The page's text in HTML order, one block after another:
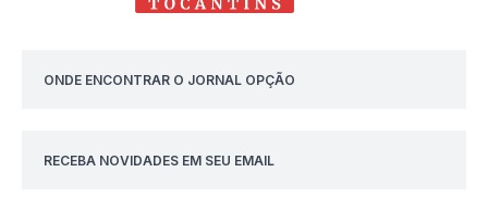
ONDE ENCONTRAR O JORNAL OPÇÃO
RECEBA NOVIDADES EM SEU EMAIL